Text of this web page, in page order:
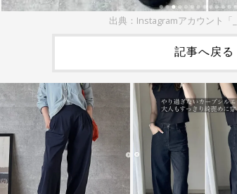
出典：Instagramアカウント「
記事へ戻る